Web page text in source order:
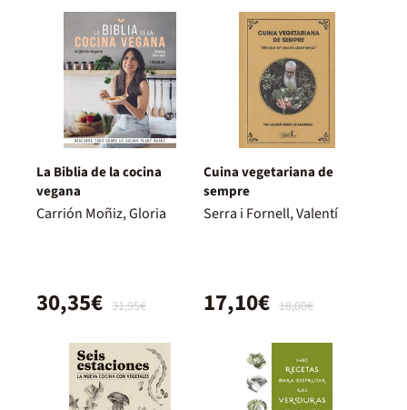
La Biblia de la cocina
vegana
Carrión Moñiz, Gloria
31,95€
30,35€
Cuina vegetariana de
sempre
Serra i Fornell, Valentí
18,00€
17,10€